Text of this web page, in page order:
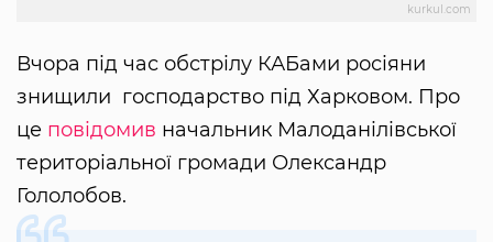
kurkul.com
Вчора під час обстрілу КАБами росіяни
знищили господарство під Харковом. Про
це повідомив начальник Малоданілівської
територіальної громади Олександр
Гололобов.